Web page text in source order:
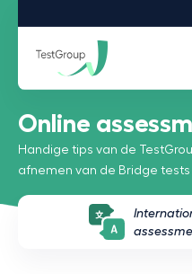
Online
Handige tips van de
afnemen van de Bridge